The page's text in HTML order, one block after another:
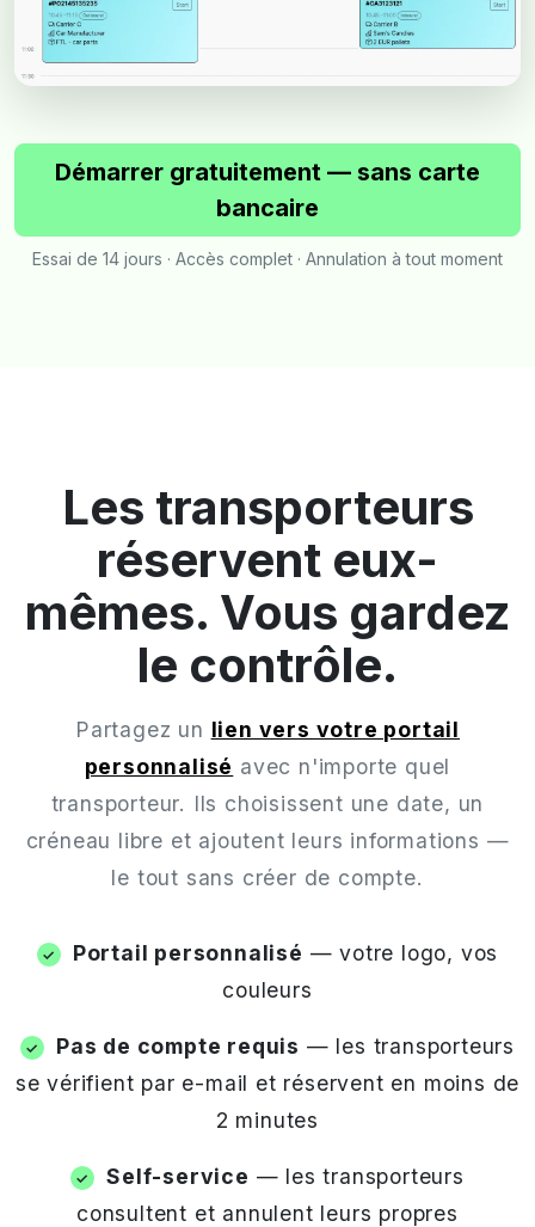
Démarrer gratuitement — sans carte
bancaire
Essai de 14 jours · Accès complet · Annulation à tout moment
Les transporteurs
réservent eux-
mêmes. Vous gardez
le contrôle.
Partagez un lien vers votre portail
personnalisé avec n'importe quel
transporteur. Ils choisissent une date, un
créneau libre et ajoutent leurs informations —
le tout sans créer de compte.
Portail personnalisé — votre logo, vos
couleurs
Pas de compte requis — les transporteurs
se vérifient par e-mail et réservent en moins de
2 minutes
Self-service — les transporteurs
consultent et annulent leurs propres